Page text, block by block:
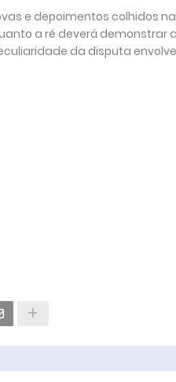
e depoimentos colhidos
a ré deverá demonstrar
da disputa